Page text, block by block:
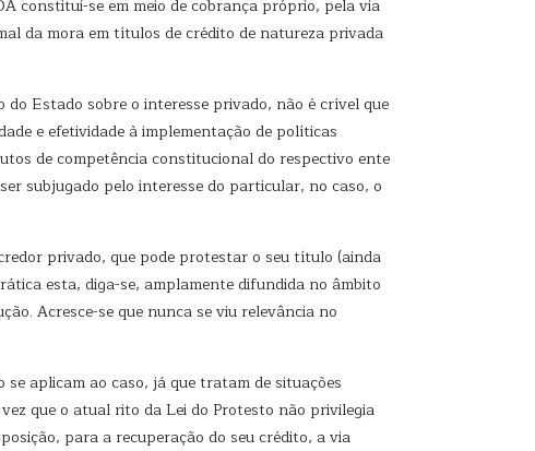
constitui-se em meio de cobrança próprio, pela via
da mora em títulos de crédito de natureza privada
Estado sobre o interesse privado, não é crível que
e efetividade à implementação de políticas
de competência constitucional do respectivo ente
subjugado pelo interesse do particular, no caso, o
privado, que pode protestar o seu título (ainda
esta, diga-se, amplamente difundida no âmbito
Acresce-se que nunca se viu relevância no
aplicam ao caso, já que tratam de situações
que o atual rito da Lei do Protesto não privilegia
para a recuperação do seu crédito, a via